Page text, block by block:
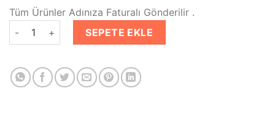
fiyat:
₺2,090.00.
andaki
fiyat:
Tüm Ürünler Adınıza Faturalı Gönderilir .
Motul 8100 Xclean+ 5W30 5 Litre adet
SEPETE EKLE